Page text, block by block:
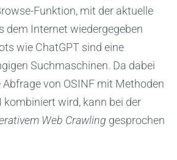
Funktion, mit der aktuelle
dem Internet wiedergegeben
wie ChatGPT sind eine
Suchmaschinen. Da dabei
von OSINF mit Methoden
kombiniert wird, kann bei der
Web Crawling gesprochen